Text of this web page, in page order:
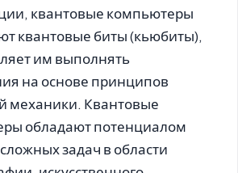
квантовые компьютеры
квантовые биты (кьюбиты),
им выполнять
на основе принципов
механики. Квантовые
обладают потенциалом
задач в области